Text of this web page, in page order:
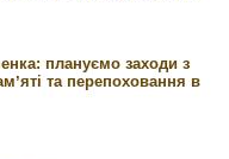
плануємо заходи з
та перепоховання в